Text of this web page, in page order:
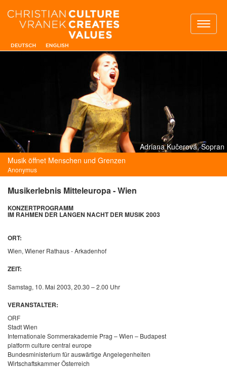
Adriana Kučerová, Sopran
Musik öffnet Menschen und Grenzen
Anonymus
Musikerlebnis Mitteleuropa - Wien
KONZERTPROGRAMM
IM RAHMEN DER LANGEN NACHT DER MUSIK 2003
ORT:
Wien, Wiener Rathaus - Arkadenhof
ZEIT:
Samstag, 10. Mai 2003, 20.30 – 2.00 Uhr
VERANSTALTER:
ORF
Stadt Wien
Internationale Sommerakademie Prag – Wien – Budapest
platform culture central europe
Bundesministerium für auswärtige Angelegenheiten
Wirtschaftskammer Österreich